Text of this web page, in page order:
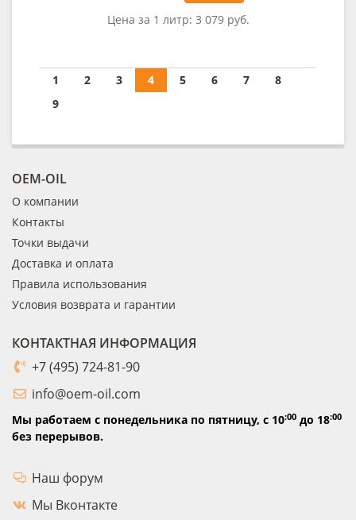
Цена за 1 литр: 3 079 руб.
1 2 3 4 5 6 7
8
9
OEM-OIL
О компании
Контакты
Точки выдачи
Доставка и оплата
Правила использования
Условия возврата и гарантии
КОНТАКТНАЯ ИНФОРМАЦИЯ
+7 (495) 724-81-90
info@oem-oil.com
Мы работаем с понедельника по пятницу, с 10:00 до 18:00
без перерывов.
Наш форум
Мы Вконтакте